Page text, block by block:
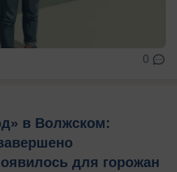
0
в Волжском:
для горожан